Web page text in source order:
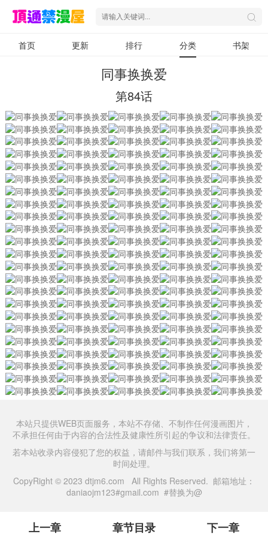
首页 更新 排行 分类 书架
同事换换爱
第84话
上一章 章节目录 下一章
本站只提供WEB页面服务，本站不存储、不制作任何漫画图片，
不承担任何由于内容的合法性及健康性所引起的争议和法律责任。
若本站收录内容侵犯了您的权益，请邮件与我们联系，我们将第一
时间处理。
CopyRight © 2023 dtjm6.com All Rights Reserved. 邮箱地址：
daniaojm123#gmail.com #替换为@